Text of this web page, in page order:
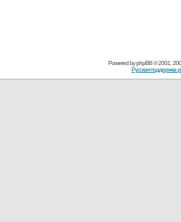
Pоwerеd byрhpВB© 2001,
Русская поддержка